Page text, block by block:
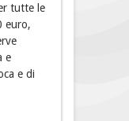
tutte le
euro,
e
e di